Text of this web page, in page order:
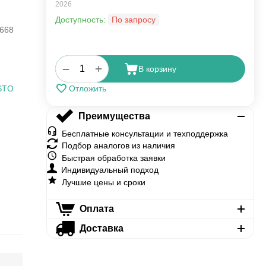
2026
Доступность: По запросу
+
− В корзину
Отложить
Преимущества
Бесплатные консультации и техподдержка
Подбор аналогов из наличия
Быстрая обработка заявки
Индивидуальный подход
Лучшие цены и сроки
Оплата
Доставка